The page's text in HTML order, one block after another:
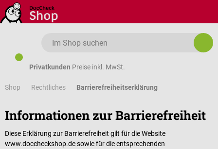
Zum Hauptinhalt springen
Privatkunden Preise inkl. MwSt.
Shop Rechtliches Barrierefreiheitserklärung
Informationen zur Barrierefreiheit
Diese Erklärung zur Barrierefreiheit gilt für die Website
www.doccheckshop.de sowie für die entsprechenden